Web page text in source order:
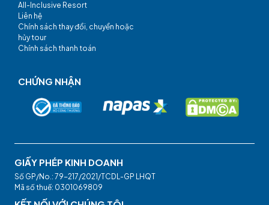
All-Inclusive Resort
Liên hệ
Chính sách thay đổi, chuyển hoặc
hủy tour
Chính sách thanh toán
CHỨNG NHẬN
GIẤY PHÉP KINH DOANH
Số GP/No.: 79-217/2021/TCDL-GP LHQT
Mã số thuế: 0301069809